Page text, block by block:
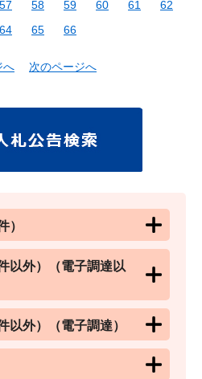
57 58 59 60 61
62
64 65 66
へ 次のページへ
）
以外）（電子調達以
以外）（電子調達）